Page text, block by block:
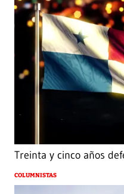
Treinta y cinco años
COLUMNISTAS